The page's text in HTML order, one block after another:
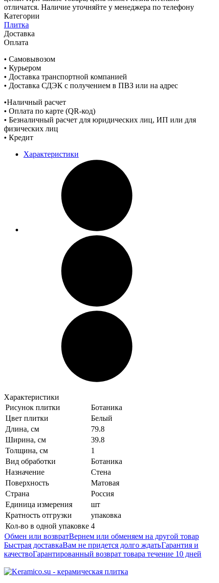
отличатся. Наличие уточняйте у менеджера по телефону
Категории
Плитка
Доставка
Оплата
• Самовывозом
• Курьером
• Доставка транспортной компанией
• Доставка СДЭК с получением в ПВЗ или на адрес
•Наличный расчет
• Оплата по карте (QR-код)
• Безналичный расчет для юридических лиц, ИП или для
физических лиц
• Кредит
Характеристики
Характеристики
Рисунок плитки
Ботаника
Цвет плитки
Белый
Длина, см
79.8
Ширина, см
39.8
Толщина, см
1
Вид обработки
Ботаника
Назначение
Стена
Поверхность
Матовая
Страна
Россия
Единица измерения
шт
Кратность отгрузки
упаковка
Кол-во в одной упаковке 4
Обмен или возвратВернем или обменяем на другой товар
Быстрая доставкаВам не придется долго ждатьГарантия и
качествоГарантированный возврат товара течение 10 дней